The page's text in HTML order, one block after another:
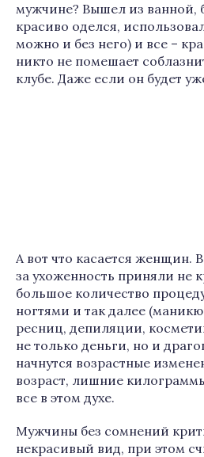
мужчине? Вышел из ванной,
красиво оделся,
можно и без него) и все –
никто не помешает
клубе. Даже если он будет
А вот что касается женщин.
за ухоженность приняли не
большое количество
ногтями и так далее
ресниц, депиляции,
не только деньги, но и
начнутся возрастные
возраст, лишние
все в этом духе.
Мужчины без сомнений
некрасивый вид, при этом